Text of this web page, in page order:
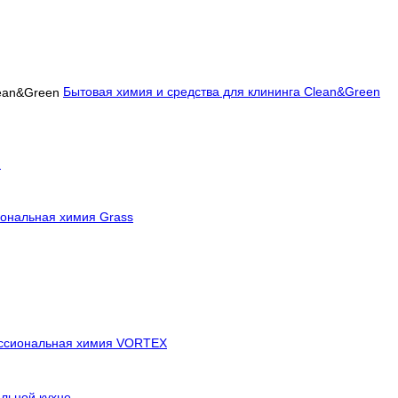
Бытовая химия и средства для клининга Clean&Green
химия Grass
химия VORTEX